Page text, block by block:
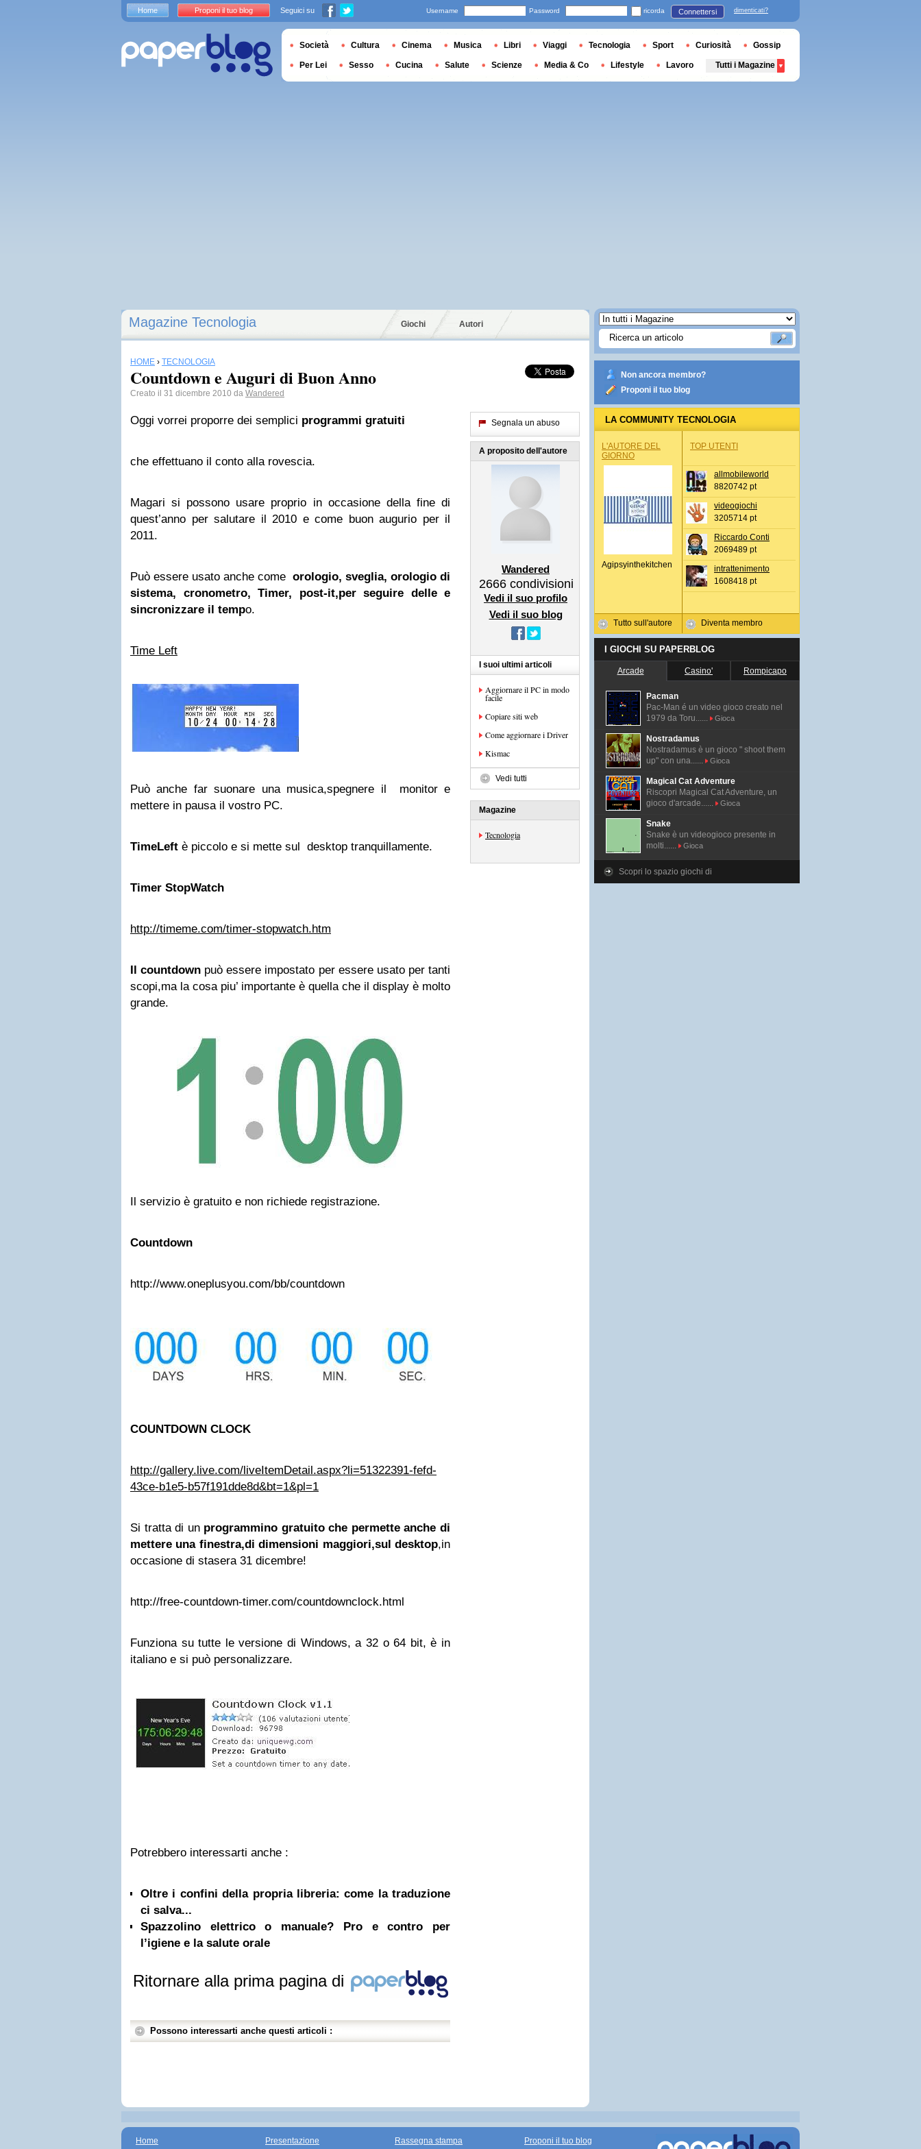
Magazine Tecnologia Giochi Autori
HOME › TECNOLOGIA
Countdown e Auguri di Buon Anno
Creato il 31 dicembre 2010 da Wandered
Oggi vorrei proporre dei semplici programmi gratuiti
che effettuano il conto alla rovescia.
Magari si possono usare proprio in occasione della fine di
quest’anno per salutare il 2010 e come buon augurio per il
2011.
Può essere usato anche come orologio, sveglia, orologio di
sistema, cronometro, Timer, post-it,per seguire delle e
sincronizzare il tempo.
Time Left
Può anche far suonare una musica,spegnere il monitor e
mettere in pausa il vostro PC.
TimeLeft è piccolo e si mette sul desktop tranquillamente.
Timer StopWatch
http://timeme.com/timer-stopwatch.htm
Il countdown può essere impostato per essere usato per tanti
scopi,ma la cosa piu’ importante è quella che il display è molto
grande.
Il servizio è gratuito e non richiede registrazione.
Countdown
http://www.oneplusyou.com/bb/countdown
COUNTDOWN CLOCK
http://gallery.live.com/liveItemDetail.aspx?li=51322391-fefd-
43ce-b1e5-b57f191dde8d&bt=1&pl=1
Si tratta di un programmino gratuito che permette anche di
mettere una finestra,di dimensioni maggiori,sul desktop,in
occasione di stasera 31 dicembre!
http://free-countdown-timer.com/countdownclock.html
Funziona su tutte le versione di Windows, a 32 o 64 bit, è in
italiano e si può personalizzare.
Potrebbero interessarti anche :
Oltre i confini della propria libreria: come la traduzione
ci salva...
Spazzolino elettrico o manuale? Pro e contro per
l’igiene e la salute orale
Ritornare alla prima pagina di
Possono interessarti anche questi articoli :
Segnala un abuso
A proposito dell'autore
Wandered
2666 condivisioni
Vedi il suo profilo
Vedi il suo blog
I suoi ultimi articoli
Aggiornare il PC in modo
facile
Copiare siti web
Come aggiornare i Driver
Kismac
Vedi tutti
Magazine
Tecnologia
Non ancora membro?
Proponi il tuo blog
LA COMMUNITY TECNOLOGIA
L'AUTORE DEL
GIORNO
Agipsyinthekitchen
Tutto sull'autore
TOP UTENTI
allmobileworld
8820742 pt
videogiochi
3205714 pt
Riccardo Conti
2069489 pt
intrattenimento
1608418 pt
Diventa membro
I GIOCHI SU PAPERBLOG
Arcade Casino' Rompicapo
Pacman
Pac-Man é un video gioco creato nel
1979 da Toru......
Gioca
Nostradamus
Nostradamus è un gioco " shoot them
up" con una......
Gioca
Magical Cat Adventure
Riscopri Magical Cat Adventure, un
gioco d'arcade......
Gioca
Snake
Snake è un videogioco presente in
molti......
Gioca
Scopri lo spazio giochi di
Home Proponi il tuo blog Seguici su Username Password ricorda Connettersi dimenticati?
Società Cultura Cinema Musica Libri Viaggi Tecnologia Sport Curiosità Gossip
Per Lei Sesso Cucina Salute Scienze Media & Co Lifestyle Lavoro Tutti i Magazine
Home
Presentazione
Rassegna stampa
Proponi il tuo blog